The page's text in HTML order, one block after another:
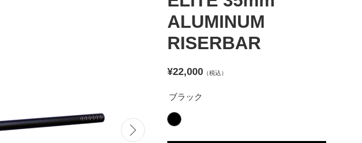
ALUMINUM
RISERBAR
¥22,000 （税込）
ブラック